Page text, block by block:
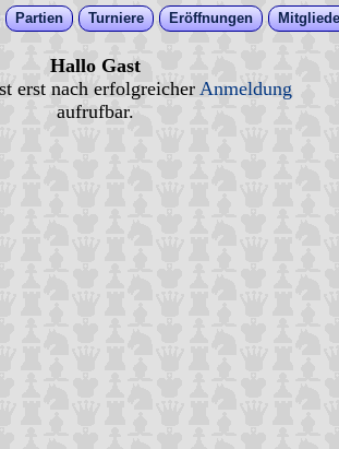
Partien Turniere Eröffnungen
Hallo Gast
erst nach erfolgreicher Anmeldung
aufrufbar.